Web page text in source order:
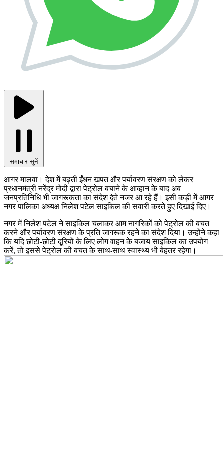
समाचार सुनें
आगर मालवा। देश में बढ़ती ईंधन खपत और पर्यावरण संरक्षण को लेकर
प्रधानमंत्री नरेंद्र मोदी द्वारा पेट्रोल बचाने के आव्हान के बाद अब
जनप्रतिनिधि भी जागरूकता का संदेश देते नजर आ रहे हैं। इसी कड़ी में आगर
नगर पालिका अध्यक्ष निलेश पटेल साइकिल की सवारी करते हुए दिखाई दिए।
नगर में निलेश पटेल ने साइकिल चलाकर आम नागरिकों को पेट्रोल की बचत
करने और पर्यावरण संरक्षण के प्रति जागरूक रहने का संदेश दिया। उन्होंने कहा
कि यदि छोटी-छोटी दूरियों के लिए लोग वाहन के बजाय साइकिल का उपयोग
करें, तो इससे पेट्रोल की बचत के साथ-साथ स्वास्थ्य भी बेहतर रहेगा।